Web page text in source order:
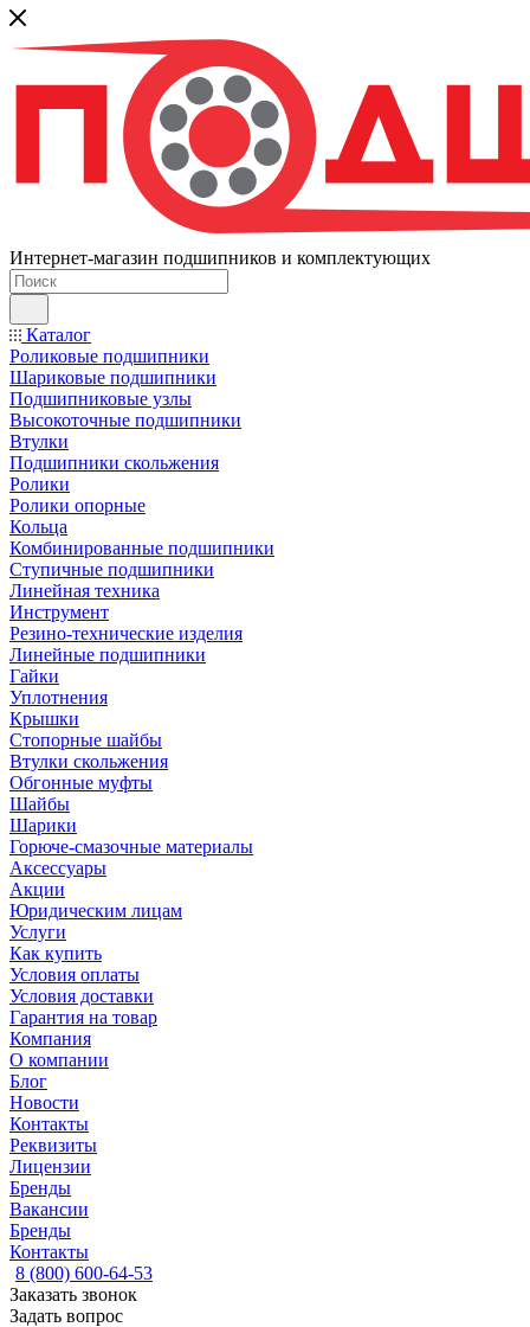
Интернет-магазин подшипников и комплектующих
Каталог
Роликовые подшипники
Шариковые подшипники
Подшипниковые узлы
Высокоточные подшипники
Втулки
Подшипники скольжения
Ролики
Ролики опорные
Кольца
Комбинированные подшипники
Ступичные подшипники
Линейная техника
Инструмент
Резино-технические изделия
Линейные подшипники
Гайки
Уплотнения
Крышки
Стопорные шайбы
Втулки скольжения
Обгонные муфты
Шайбы
Шарики
Горюче-смазочные материалы
Аксессуары
Акции
Юридическим лицам
Услуги
Как купить
Условия оплаты
Условия доставки
Гарантия на товар
Компания
О компании
Блог
Новости
Контакты
Реквизиты
Лицензии
Бренды
Вакансии
Бренды
Контакты
8 (800) 600-64-53
Заказать звонок
Задать вопрос